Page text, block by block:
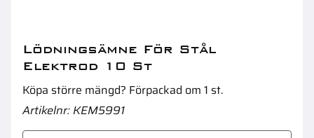
Lödningsämne För Stål
Elektrod 10 St
Köpa större mängd? Förpackad om 1 st.
Artikelnr KEM5991